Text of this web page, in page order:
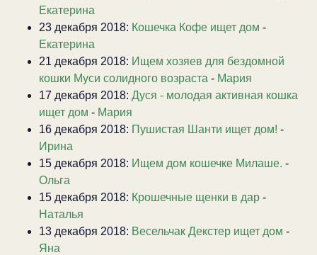
Екатерина
23 декабря 2018: Кошечка Кофе ищет дом -
Екатерина
21 декабря 2018: Ищем хозяев для бездомной
кошки Муси солидного возраста - Мария
17 декабря 2018: Дуся - молодая активная кошка
ищет дом - Мария
16 декабря 2018: Пушистая Шанти ищет дом! -
Ирина
15 декабря 2018: Ищем дом кошечке Милаше. -
Ольга
15 декабря 2018: Крошечные щенки в дар -
Наталья
13 декабря 2018: Весельчак Декстер ищет дом -
Яна